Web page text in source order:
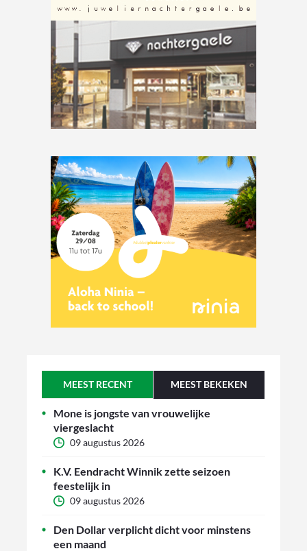
MEEST RECENT MEEST BEKEKEN
Mone is jongste van vrouwelijke
viergeslacht
09 augustus 2026
K.V. Eendracht Winnik zette seizoen
feestelijk in
09 augustus 2026
Den Dollar verplicht dicht voor minstens
een maand